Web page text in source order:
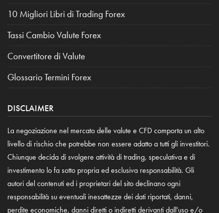
10 Migliori Libri di Trading Forex
Tassi Cambio Valute Forex
Convertitore di Valute
Glossario Termini Forex
DISCLAIMER
La negoziazione nel mercato delle valute e CFD comporta un alto
livello di rischio che potrebbe non essere adatto a tutti gli investitori.
Chiunque decida di svolgere attività di trading, speculativa e di
investimento lo fa sotto propria ed esclusiva responsabilità. Gli
autori del contenuti ed i proprietari del sito declinano ogni
responsabilità su eventuali inesattezze dei dati riportati, danni,
perdite economiche, danni diretti o indiretti derivanti dall'uso e/o